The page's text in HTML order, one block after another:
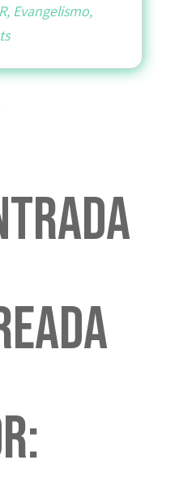
, Evangelismo,